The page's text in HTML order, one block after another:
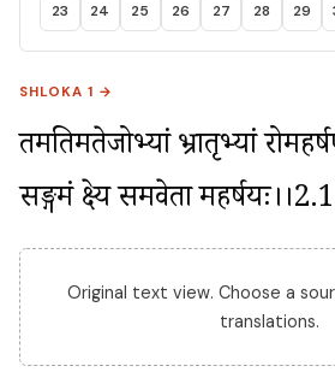
23 24 25 26 27 28 29
SHLOKA 1 →
तमप्रतिमतेजोभ्यां भ्रातृभ्यां
स‌ङ्गमं प्रेक्ष्य समवेता
Original text view. Choose a
translations.